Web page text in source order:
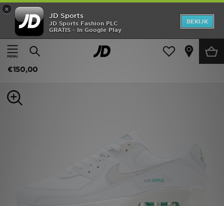
×
JD Sports
JD Sports Fashion PLC
GRATIS - In Google Play
BEKIJK
Thuis
Mannen Herenschoenen Sneakers
Nike Herenschoenen Air Max 90
€150,00
New In
Heren
Collecties